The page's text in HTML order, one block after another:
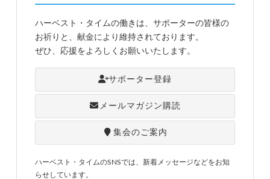
ハーベスト・タイムの働きは、サポーターの皆様の
お祈りと、献金により維持されております。
ぜひ、応援をよろしくお願いいたします。
サポーター登録
メールマガジン購読
集会のご案内
ハーベスト・タイムのSNSでは、新着メッセージなどをお知
らせしています。